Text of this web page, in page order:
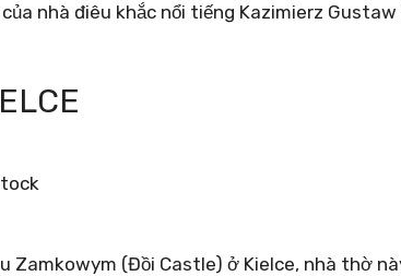
nhà điêu khắc nổi tiếng Kazimierz
Zamkowym (Đồi Castle) ở Kielce, nhà thờ